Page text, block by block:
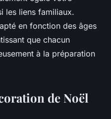
les liens familiaux.
en fonction des âges
que chacun
à la préparation
de Noël